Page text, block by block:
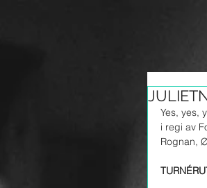
Yes, yes,
i regi av
Rognan,